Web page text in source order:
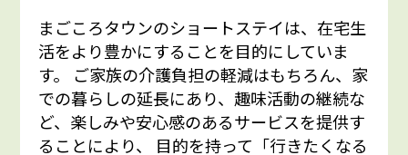
まごころタウンのショートステイは、在宅生
活をより豊かにすることを目的にしていま
す。 ご家族の介護負担の軽減はもちろん、家
での暮らしの延長にあり、趣味活動の継続な
ど、楽しみや安心感のあるサービスを提供す
ることにより、 目的を持って「行きたくなる